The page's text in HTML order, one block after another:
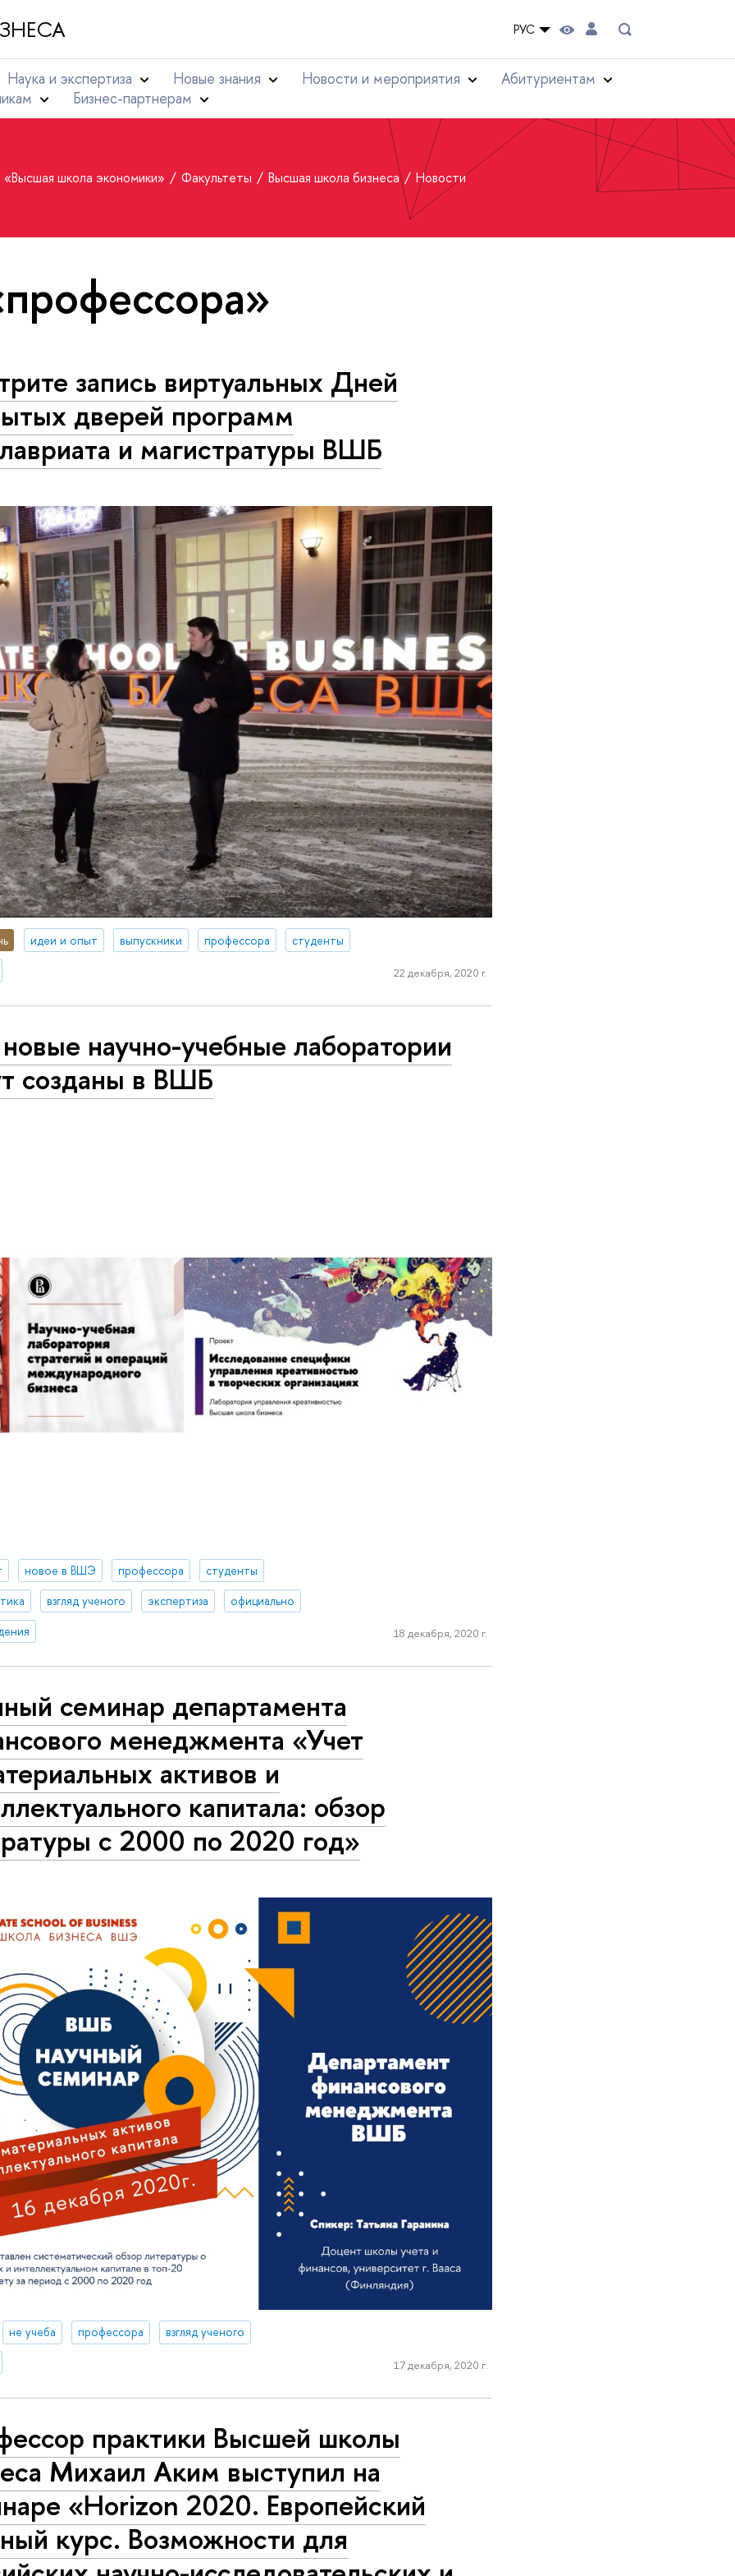
РУС
Наука и экспертиза Новые знания Новости и мероприятия
Абитуриентам
Бизнес-партнерам
«Высшая школа экономики» Факультеты Высшая школа бизнеса Новости
запись виртуальных Дней
дверей программ
и магистратуры ВШБ
идеи и опыт выпускники профессора студенты
22 декабря, 2020 г.
научно-учебные лаборатории
созданы в ВШБ
новое в ВШЭ профессора
студенты
взгляд ученого экспертиза
официально
18 декабря, 2020 г.
семинар департамента
менеджмента «Учет
активов и
капитала: обзор
с 2000 по 2020 год»
не учеба профессора взгляд ученого
17 декабря, 2020 г.
практики Высшей школы
Михаил Аким выступил на
«Horizon 2020. Европейский
курс. Возможности для